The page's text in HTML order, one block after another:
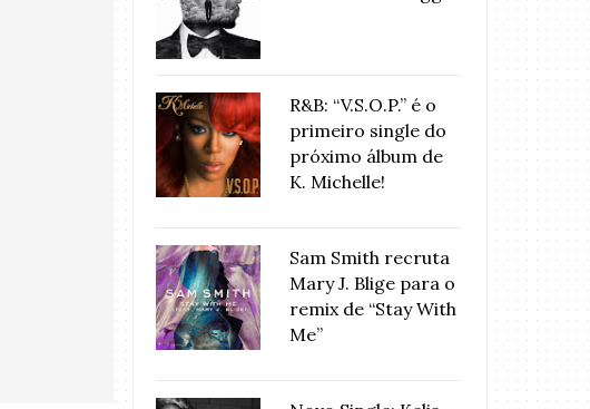
R&B: “V.S.O.P.” é o
primeiro single do
próximo álbum de
K. Michelle!
Sam Smith recruta
Mary J. Blige para o
remix de “Stay With
Me”